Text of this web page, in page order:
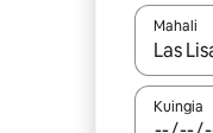
Mahali
Wakati
Kuingia